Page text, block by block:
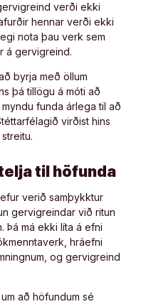
verði ekki
hennar verði ekki
nota þau verk sem
á gervigreind.
byrja með öllum
þá tillögu á móti að
funda árlega til að
virðist hins
til höfunda
verið samþykktur
gervigreindar við ritun
Þá má ekki líta á efni
hráefni
og gervigreind
að höfundum sé